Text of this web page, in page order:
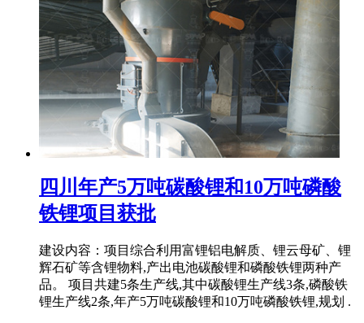
四川年产5万吨碳酸锂和10万吨磷酸
铁锂项目获批
建设内容：项目综合利用富锂铝电解质、锂云母矿、锂
辉石矿等含锂物料,产出电池碳酸锂和磷酸铁锂两种产
品。 项目共建5条生产线,其中碳酸锂生产线3条,磷酸铁
锂生产线2条,年产5万吨碳酸锂和10万吨磷酸铁锂,规划 .